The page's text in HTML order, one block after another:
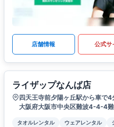
店舗情報 公式サ
ライザップなんば店
四天王寺前夕陽ヶ丘駅から車で4
大阪府大阪市中央区難波4-4-4
タオルレンタル ウェアレンタル